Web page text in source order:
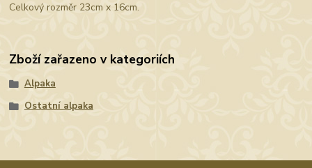
Celkový rozměr 23cm x 16cm.
Zboží zařazeno v kategoriích
Alpaka
Ostatní alpaka